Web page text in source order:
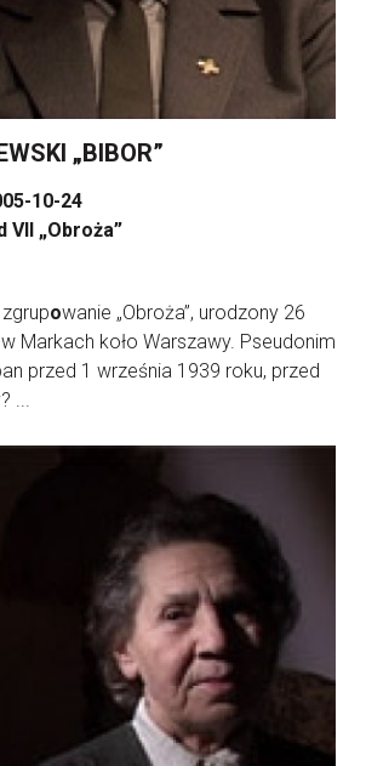
„BIBOR”
10-24
VII „Obroża”
owanie „Obroża”, urodzony 26
Markach koło Warszawy. Pseudonim
przed 1 września 1939 roku, przed
...